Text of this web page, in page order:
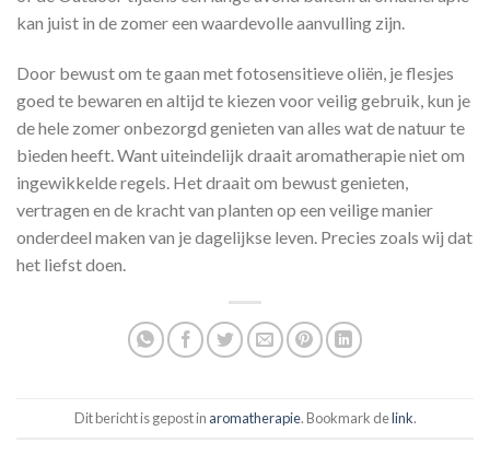
kan juist in de zomer een waardevolle aanvulling zijn.
Door bewust om te gaan met fotosensitieve oliën, je flesjes
goed te bewaren en altijd te kiezen voor veilig gebruik, kun je
de hele zomer onbezorgd genieten van alles wat de natuur te
bieden heeft. Want uiteindelijk draait aromatherapie niet om
ingewikkelde regels. Het draait om bewust genieten,
vertragen en de kracht van planten op een veilige manier
onderdeel maken van je dagelijkse leven. Precies zoals wij dat
het liefst doen.
Dit bericht is gepost in aromatherapie. Bookmark delink.